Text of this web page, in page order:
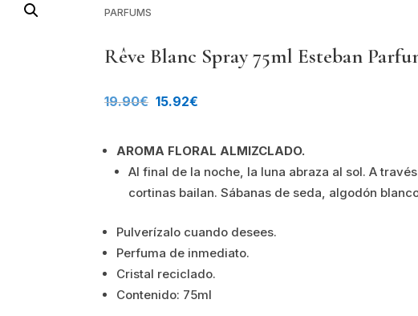
PARFUMS
Rêve Blanc Spray 75ml Esteban
19.90€ El
original
era:
19.90€.
15.92€
actual
es:
15.92€.
AROMA FLORAL ALMIZCLADO.
Al final de la noche, la luna abraza al sol. A
cortinas bailan. Sábanas de seda, algodón
Pulverízalo cuando desees.
Perfuma de inmediato.
Cristal reciclado.
Contenido: 75ml